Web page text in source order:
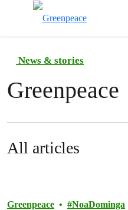
News & stories
Greenpeace
All articles
Greenpeace NoaDominga